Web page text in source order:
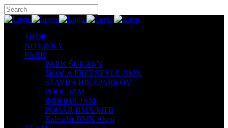
SHOP
NOVINKY
PARK
PARK ŠURANY
ŠKOLA FREESTYLE BMX
STAVBA BIKEPARKOV
POOL JAM
INDOOR JAM
POHÁR BMX/MTB
Kalendár BMX Akcií